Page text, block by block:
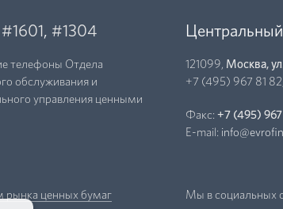
#1601, #1304
телефоны Отдела
обслуживания и
управления ценными
121099, Москва,
+7 (495) 967 81 82
Факс: +7 (495) 967
E-mail:
рынка ценных бумаг
Мы в социальных